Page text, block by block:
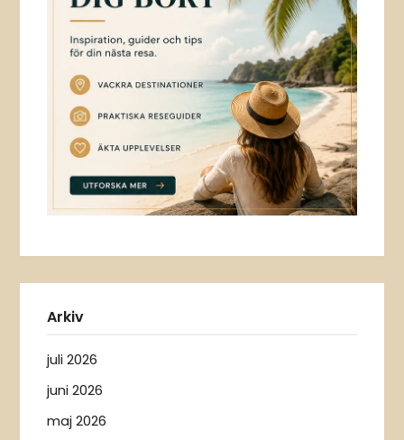
Arkiv
juli 2026
juni 2026
maj 2026